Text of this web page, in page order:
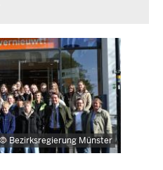
Bezirksregierung Münster